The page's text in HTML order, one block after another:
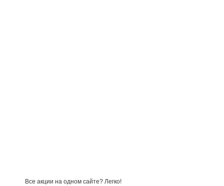
Все акции на одном сайте? Легко!